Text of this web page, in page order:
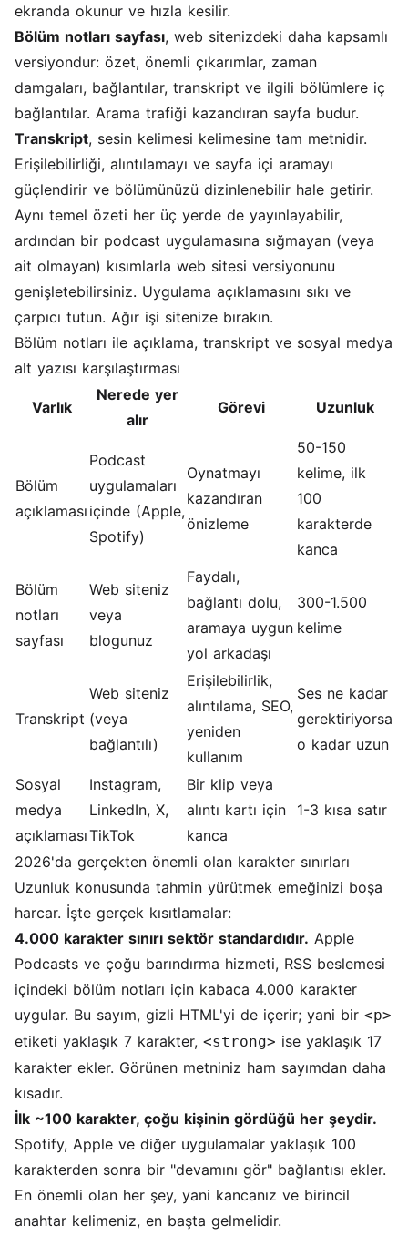
ekranda okunur ve hızla kesilir.
Bölüm notları sayfası, web sitenizdeki daha kapsamlı
versiyondur: özet, önemli çıkarımlar, zaman
damgaları, bağlantılar, transkript ve ilgili bölümlere iç
bağlantılar. Arama trafiği kazandıran sayfa budur.
Transkript, sesin kelimesi kelimesine tam metnidir.
Erişilebilirliği, alıntılamayı ve sayfa içi aramayı
güçlendirir ve bölümünüzü dizinlenebilir hale getirir.
Aynı temel özeti her üç yerde de yayınlayabilir,
ardından bir podcast uygulamasına sığmayan (veya
ait olmayan) kısımlarla web sitesi versiyonunu
genişletebilirsiniz. Uygulama açıklamasını sıkı ve
çarpıcı tutun. Ağır işi sitenize bırakın.
Bölüm notları ile açıklama, transkript ve sosyal medya
alt yazısı karşılaştırması
Varlık
Nerede yer
alır
Görevi Uzunluk
Bölüm
açıklaması
Podcast
uygulamaları
içinde (Apple,
Spotify)
Oynatmayı
kazandıran
önizleme
50-150
kelime, ilk
100
karakterde
kanca
Bölüm
notları
sayfası
Web siteniz
veya
blogunuz
Faydalı,
bağlantı dolu,
aramaya uygun
yol arkadaşı
300-1.500
kelime
Transkript
Web siteniz
(veya
bağlantılı)
Erişilebilirlik,
alıntılama, SEO,
yeniden
kullanım
Ses ne kadar
gerektiriyorsa
o kadar uzun
Sosyal
medya
açıklaması
Instagram,
LinkedIn, X,
TikTok
Bir klip veya
alıntı kartı için
kanca
1-3 kısa satır
2026'da gerçekten önemli olan karakter sınırları
Uzunluk konusunda tahmin yürütmek emeğinizi boşa
harcar. İşte gerçek kısıtlamalar:
4.000 karakter sınırı sektör standardıdır. Apple
Podcasts ve çoğu barındırma hizmeti, RSS beslemesi
içindeki bölüm notları için kabaca 4.000 karakter
uygular. Bu sayım, gizli HTML'yi de içerir; yani bir <p>
etiketi yaklaşık 7 karakter, <strong> ise yaklaşık 17
karakter ekler. Görünen metniniz ham sayımdan daha
kısadır.
İlk ~100 karakter, çoğu kişinin gördüğü her şeydir.
Spotify, Apple ve diğer uygulamalar yaklaşık 100
karakterden sonra bir "devamını gör" bağlantısı ekler.
En önemli olan her şey, yani kancanız ve birincil
anahtar kelimeniz, en başta gelmelidir.